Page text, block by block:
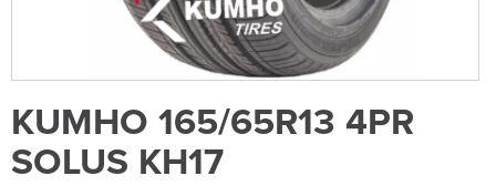
KUMHO 165/65R13 4PR
SOLUS KH17